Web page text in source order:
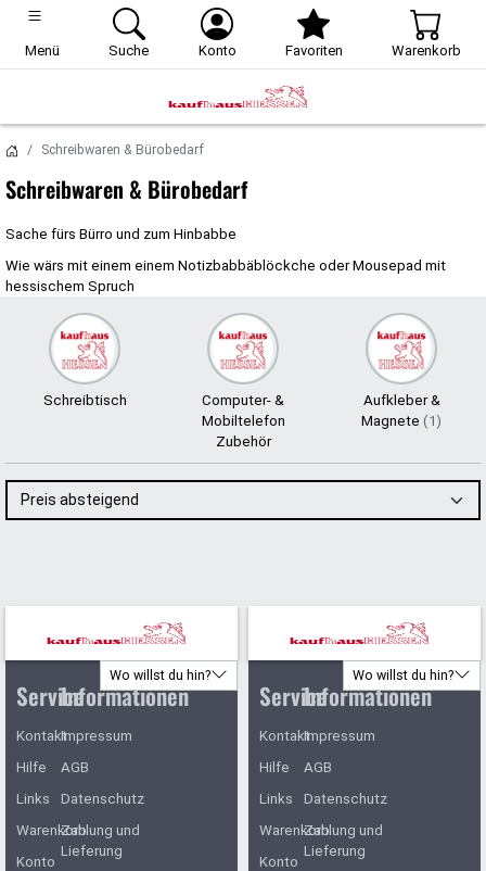
Menü Suche Konto Favoriten Warenkorb
Schreibwaren & Bürobedarf
Schreibwaren & Bürobedarf
Sache fürs Bürro und zum Hinbabbe
Wie wärs mit einem einem Notizbabbäblöckche oder Mousepad mit
hessischem Spruch
Schreibtisch
Computer- &
Mobiltelefon
Zubehör
Aufkleber &
Magnete (1)
Preis absteigend
Menü Suche Konto Favoriten Warenkorb
Wo willst du hin?
Service
Kontakt
Hilfe
Links
Warenkorb
Konto
Informationen
Impressum
AGB
Datenschutz
Zahlung und
Lieferung
Menü Suche Konto Favoriten Warenkorb
Wo willst du hin?
Service
Kontakt
Hilfe
Links
Warenkorb
Konto
Informationen
Impressum
AGB
Datenschutz
Zahlung und
Lieferung
Menü Suche Konto Favoriten Warenkorb